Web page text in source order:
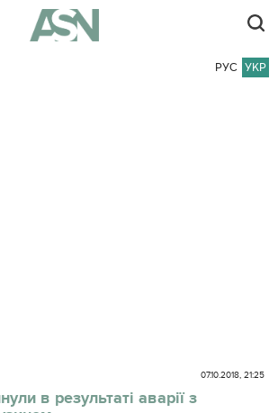
РУС УКР
07.10.2018, 21:25
в результаті аварії з